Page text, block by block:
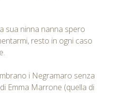
sua ninna nanna spero
resto in ogni caso
i Negramaro senza
Emma Marrone (quella di